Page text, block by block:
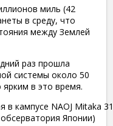
миль (42
в среду, что
между Землей
раз прошла
системы около 50
в это время.
в кампусе NAOJ Mitaka
Японии)